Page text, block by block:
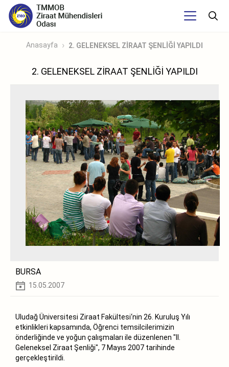
Anasayfa 2. GELENEKSEL ZİRAAT ŞENLİĞİ YAPILDI
2. GELENEKSEL ZİRAAT ŞENLİĞİ YAPILDI
BURSA
15.05.2007
Uludağ Üniversitesi Ziraat Fakültesi‘nin 26. Kuruluş Yılı
etkinlikleri kapsamında, Öğrenci temsilcilerimizin
önderliğinde ve yoğun çalışmaları ile düzenlenen "II.
Geleneksel Ziraat Şenliği", 7 Mayıs 2007 tarihinde
gerçekleştirildi.